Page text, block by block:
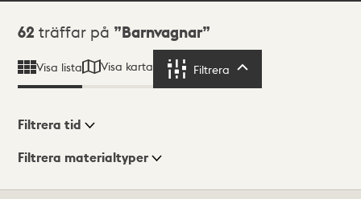
Sökresultat
62 träffar på Barnvagnar
Visa lista Visa karta Filtrera
Visningsläge
Filtrera tid
Filtrera materialtyper